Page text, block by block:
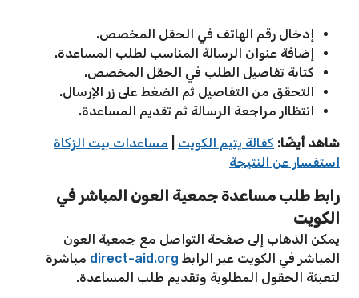
إدخال رقم الهاتف في الحقل المخصص.
إضافة عنوان الرسالة المناسب لطلب المساعدة.
كتابة تفاصيل الطلب في الحقل المخصص.
التحقق من التفاصيل ثم الضغط على زر الإرسال.
انتظاار مراجعة الرسالة ثم تقديم المساعدة.
شاهد أيضًا: كفالة يتيم الكويت
مساعدات بيت الزكاة
استفسار عن النتيجة
رابط طلب مساعدة جمعية العون المباشر في
الكويت
يمكن الذهاب إلى صفحة التواصل مع جمعية العون
المباشر في الكويت عبر الرابط direct-aid.org مباشرة
لتعبئة الحقول المطلوبة وتقديم طلب المساعدة.